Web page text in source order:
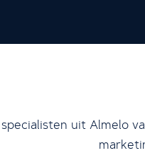
specialisten uit Almelo